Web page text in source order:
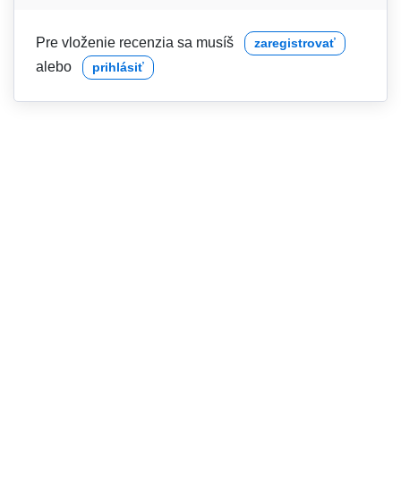
Pre vloženie recenzia sa musíš zaregistrovať
alebo prihlásiť